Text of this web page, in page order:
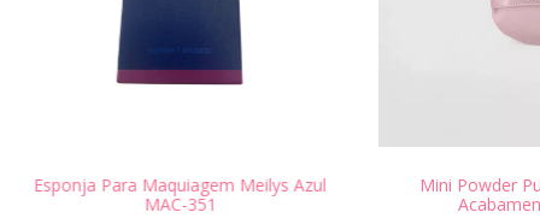
Esponja Para Maquiagem Meilys Azul
MAC-351
Mini Powder